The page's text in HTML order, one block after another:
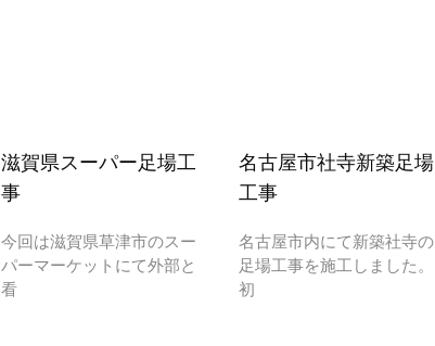
滋賀県スーパー足場工
事
今回は滋賀県草津市のスー
パーマーケットにて外部と
看
名古屋市社寺新築足場
工事
名古屋市内にて新築社寺の
足場工事を施工しました。
初